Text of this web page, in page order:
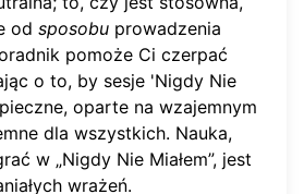
od sposobu prowadzenia
pomoże Ci czerpać
o to, by sesje 'Nigdy Nie
oparte na wzajemnym
dla wszystkich. Nauka,
w „Nigdy Nie Miałem”, jest
wrażeń.